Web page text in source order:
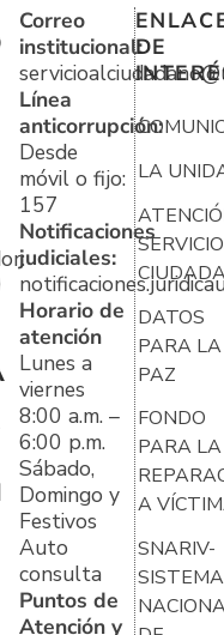
Correo
institucional:
Línea
anticorrupción:
Desde
móvil o fijo:
157
Notificaciones
judiciales:
Horario de
atención
Lunes a
viernes
8:00 a.m. –
6:00 p.m.
Sábado,
Domingo y
Festivos
Auto
consulta
Puntos de
Atención y
DE
LA
DATOS
PARA LA
PAZ
FONDO
PARA LA
A
SNARIV-
SISTEMA